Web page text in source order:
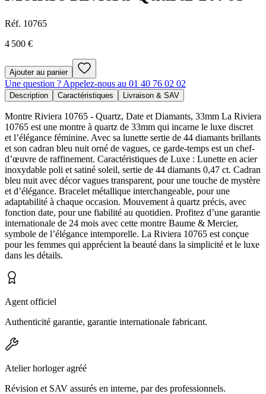
Réf. 10765
4 500 €
Ajouter au panier
Une question ? Appelez-nous au 01 40 76 02 02
Description Caractéristiques Livraison & SAV
Montre Riviera 10765 - Quartz, Date et Diamants, 33mm La Riviera
10765 est une montre à quartz de 33mm qui incarne le luxe discret
et l’élégance féminine. Avec sa lunette sertie de 44 diamants brillants
et son cadran bleu nuit orné de vagues, ce garde-temps est un chef-
d’œuvre de raffinement. Caractéristiques de Luxe : Lunette en acier
inoxydable poli et satiné soleil, sertie de 44 diamants 0,47 ct. Cadran
bleu nuit avec décor vagues transparent, pour une touche de mystère
et d’élégance. Bracelet métallique interchangeable, pour une
adaptabilité à chaque occasion. Mouvement à quartz précis, avec
fonction date, pour une fiabilité au quotidien. Profitez d’une garantie
internationale de 24 mois avec cette montre Baume & Mercier,
symbole de l’élégance intemporelle. La Riviera 10765 est conçue
pour les femmes qui apprécient la beauté dans la simplicité et le luxe
dans les détails.
Agent officiel
Authenticité garantie, garantie internationale fabricant.
Atelier horloger agréé
Révision et SAV assurés en interne, par des professionnels.